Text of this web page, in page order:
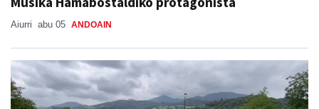
Aiurri abu 05 ANDOAIN